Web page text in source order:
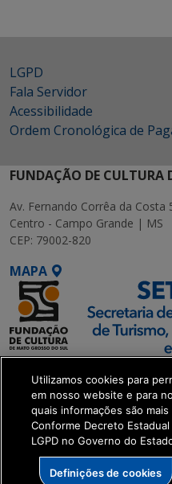
LGPD
Fala Servidor
Acessibilidade
Ordem Cronológica de
FUNDAÇÃO DE CULTURA
Av. Fernando Corrêa da Costa
Centro - Campo Grande | MS
CEP: 79002-820
MAPA
SETDIG | Secretaria-
Executiva de
Transformação Digital
get_footer();
Utilizamos cookies para
em nosso website e para
quais informações são
Conforme Decreto
LGPD no Governo do
Definições de cookies